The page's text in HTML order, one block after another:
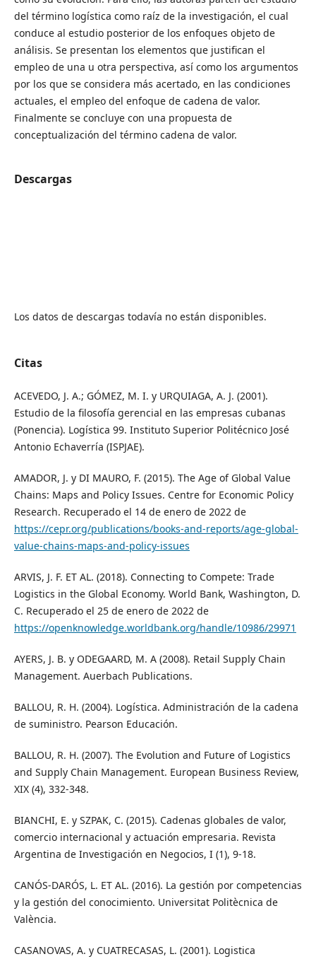
del término logística como raíz de la investigación, el cual
conduce al estudio posterior de los enfoques objeto de
análisis. Se presentan los elementos que justifican el
empleo de una u otra perspectiva, así como los argumentos
por los que se considera más acertado, en las condiciones
actuales, el empleo del enfoque de cadena de valor.
Finalmente se concluye con una propuesta de
conceptualización del término cadena de valor.
Descargas
Los datos de descargas todavía no están disponibles.
Citas
ACEVEDO, J. A.; GÓMEZ, M. I. y URQUIAGA, A. J. (2001).
Estudio de la filosofía gerencial en las empresas cubanas
(Ponencia). Logística 99. Instituto Superior Politécnico José
Antonio Echaverría (ISPJAE).
AMADOR, J. y DI MAURO, F. (2015). The Age of Global Value
Chains: Maps and Policy Issues. Centre for Economic Policy
Research. Recuperado el 14 de enero de 2022 de
https://cepr.org/publications/books-and-reports/age-global-
value-chains-maps-and-policy-issues
ARVIS, J. F. ET AL. (2018). Connecting to Compete: Trade
Logistics in the Global Economy. World Bank, Washington, D.
C. Recuperado el 25 de enero de 2022 de
https://openknowledge.worldbank.org/handle/10986/29971
AYERS, J. B. y ODEGAARD, M. A (2008). Retail Supply Chain
Management. Auerbach Publications.
BALLOU, R. H. (2004). Logística. Administración de la cadena
de suministro. Pearson Educación.
BALLOU, R. H. (2007). The Evolution and Future of Logistics
and Supply Chain Management. European Business Review,
XIX (4), 332-348.
BIANCHI, E. y SZPAK, C. (2015). Cadenas globales de valor,
comercio internacional y actuación empresaria. Revista
Argentina de Investigación en Negocios, I (1), 9-18.
CANÓS-DARÓS, L. ET AL. (2016). La gestión por competencias
y la gestión del conocimiento. Universitat Politècnica de
València.
CASANOVAS, A. y CUATRECASAS, L. (2001). Logistica